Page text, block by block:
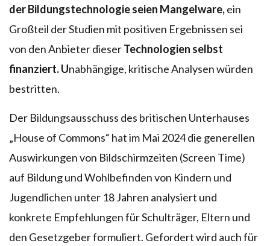
der Bildungstechnologie seien Mangelware,ein
Großteil der Studien mit positiven Ergebnissen sei
von den Anbieter dieserTechnologien selbst
finanziert. Unabhängige, kritische Analysen würden
bestritten.
Der Bildungsausschuss des britischen Unterhauses
„House of Commons“ hat im Mai 2024 die generellen
Auswirkungen von Bildschirmzeiten (Screen Time)
auf Bildung und Wohlbefinden von Kindern und
Jugendlichen unter 18 Jahren analysiert und
konkrete Empfehlungen für Schulträger, Eltern und
den Gesetzgeber formuliert. Gefordert wird auch für